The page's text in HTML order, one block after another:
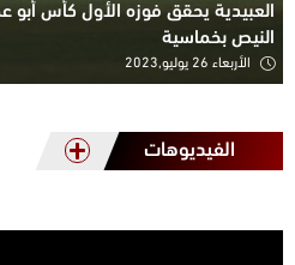
العبيدية يحقق فوزه الأول كأس أبو
النيص بخماسية
الأربعاء 26 يوليو,2023
الفيديوهات